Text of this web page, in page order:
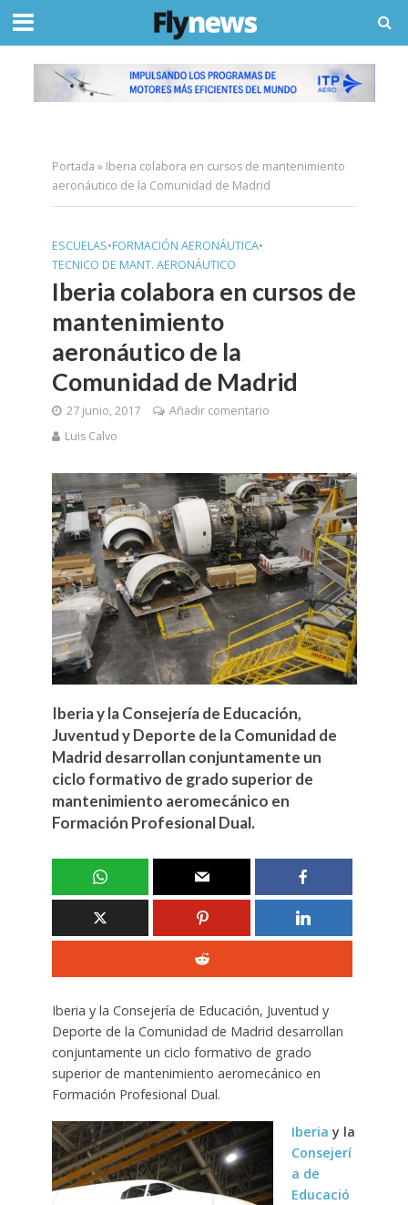
Portada » Iberia colabora en cursos de mantenimiento
aeronáutico de la Comunidad de Madrid
ESCUELAS•FORMACIÓN AERONÁUTICA•
TECNICO DE MANT. AERONÁUTICO
Iberia colabora en cursos de
mantenimiento
aeronáutico de la
Comunidad de Madrid
27 junio, 2017
Añadir comentario
Luis Calvo
Iberia y la Consejería de Educación,
Juventud y Deporte de la Comunidad de
Madrid desarrollan conjuntamente un
ciclo formativo de grado superior de
mantenimiento aeromecánico en
Formación Profesional Dual.
Iberia y la Consejería de Educación, Juventud y
Deporte de la Comunidad de Madrid desarrollan
conjuntamente un ciclo formativo de grado
superior de mantenimiento aeromecánico en
Formación Profesional Dual.
Iberia y la
Consejerí
a de
Educació